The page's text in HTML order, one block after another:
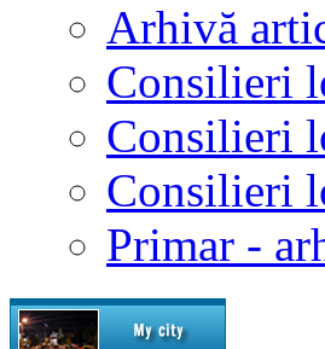
Arhivă
Consilieri
Consilieri
Consilieri
Primar -